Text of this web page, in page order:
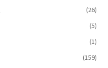
(26)
(5)
(1)
(159)